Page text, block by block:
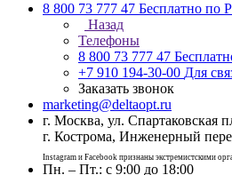
8 800 73 777 47 Бесплатно по
Назад
Телефоны
8 800 73 777 47
+7 910 194-30-00 Для
Заказать звонок
marketing@deltaopt.ru
г. Москва, ул. Спартаковская
г. Кострома, Инженерный
Instagram и Facebook признаны экстремистскими
Пн. – Пт.: с 9:00 до 18:00